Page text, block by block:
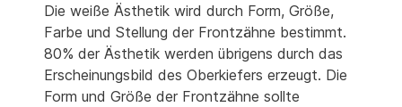
Die weiße Ästhetik wird durch Form, Größe,
Farbe und Stellung der Frontzähne bestimmt.
80% der Ästhetik werden übrigens durch das
Erscheinungsbild des Oberkiefers erzeugt. Die
Form und Größe der Frontzähne sollte